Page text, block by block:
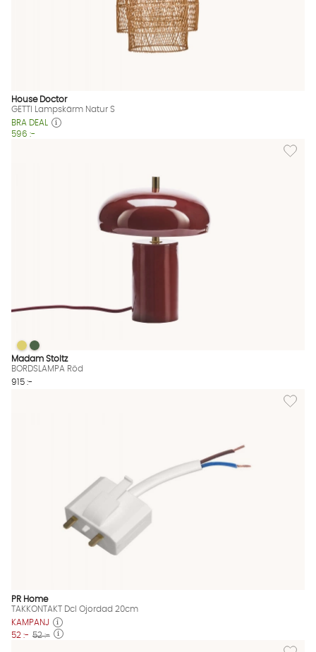
House Doctor
GETTI Lampskärm Natur S
BRA DEAL
596 :-
Lägg till
BORDSLAMPA Röd Finns även i dessa färger:
BORDSLAMPA Röd
BORDSLAMPA Röd
Madam Stoltz
BORDSLAMPA Röd
915 :-
Lägg
PR Home
TAKKONTAKT Dcl Ojordad 20cm
KAMPANJ
52 :- 52 :-
Lägg